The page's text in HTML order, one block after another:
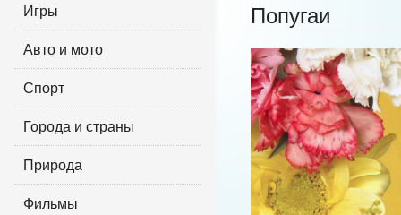
Игры
Авто и мото
Спорт
Города и страны
Природа
Фильмы
Попугаи